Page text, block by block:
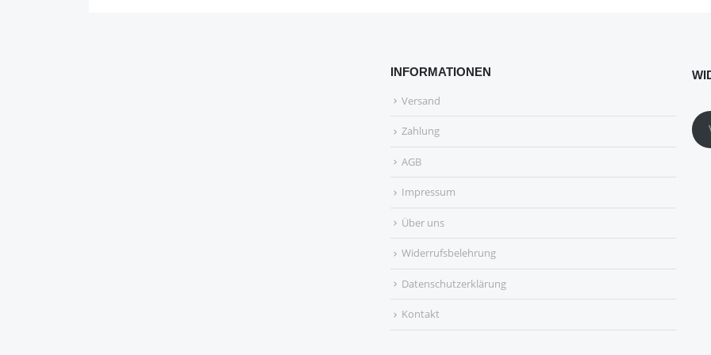
INFORMATIONEN
Versand
Zahlung
AGB
Impressum
Über uns
Widerrufsbelehrung
Datenschutzerklärung
Kontakt